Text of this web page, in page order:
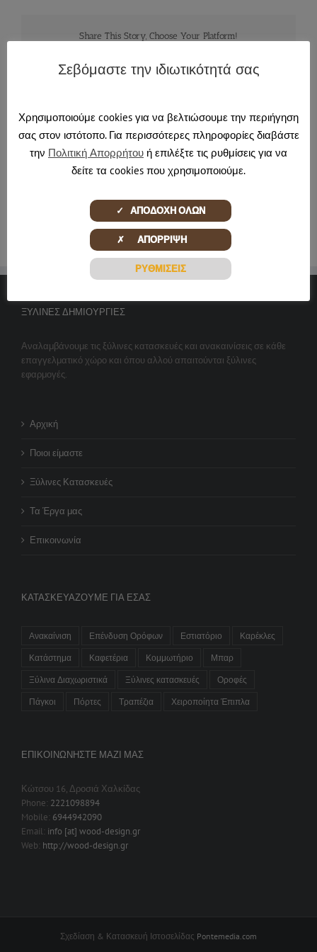
Share This Story, Choose Your Platform!
About the Author: jmartinos
ΞΎΛΙΝΕΣ ΔΗΜΙΟΥΡΓΊΕΣ
Αναλαμβάνουμε τις ξύλινες κατασκευές και ανακαινίσεις σε κάθε
επαγγελματικό χώρο και όπου αλλού απαιτούνται ξύλινες
εφαρμογές.
Αρχική
Ποιοι είμαστε
Ξύλινες Κατασκευές
Τα Έργα μας
Επικοινωνία
ΚΑΤΑΣΚΕΥΆΖΟΥΜΕ ΓΙΑ ΕΣΆΣ
Ανακαίνιση Επένδυση Ορόφων Εστιατόριο Καρέκλες
Κατάστημα Καφετέρια Κομμωτήριο Μπαρ
Ξύλινα Διαχωριστικά Ξύλινες κατασκευές Οροφές
Πάγκοι Πόρτες Τραπέζια Χειροποίητα Έπιπλα
ΕΠΙΚΟΙΝΩΝΉΣΤΕ ΜΑΖΊ ΜΑΣ
Κώτσου 16, Δροσιά Χαλκίδας
Phone: 2221098894
Mobile: 6944942090
Email: info [at] wood-design.gr
Web: http://wood-design.gr
Σχεδίαση & Κατασκευή Ιστοσελίδας Pontemedia.com
Σεβόμαστε την ιδιωτικότητά σας
Χρησιμοποιούμε cookies για να βελτιώσουμε την περιήγηση
σας στον ιστότοπο. Για περισσότερες πληροφορίες διαβάστε
την Πολιτική Απορρήτου ή επιλέξτε τις ρυθμίσεις για να
δείτε τα cookies που χρησιμοποιούμε.
ΡΥΘΜΙΣΕΙΣ
✓ ΑΠΟΔΟΧΗ ΟΛΩΝ
✗ ΑΠΟΡΡΙΨΗ